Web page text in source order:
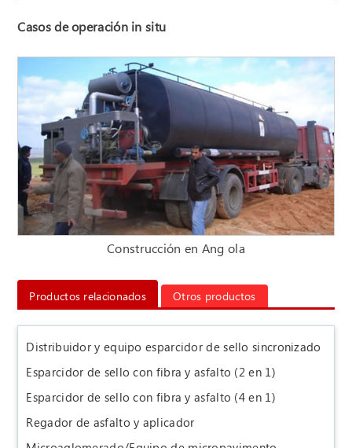
Casos de operación in situ
Construcción en Ang ola
Productos relacionados Otros productos
Distribuidor y equipo esparcidor de sello sincronizado
Esparcidor de sello con fibra y asfalto (2 en 1)
Esparcidor de sello con fibra y asfalto (4 en 1)
Regador de asfalto y aplicador